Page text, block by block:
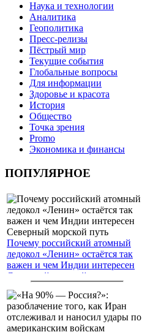
Наука и технологии
Аналитика
Геополитика
Пресс-релизы
Пёстрый мир
Текущие события
Глобальные вопросы
Для информации
Здоровье и красота
История
Общество
Точка зрения
Promo
Экономика и финансы
ПОПУЛЯРНОЕ
Почему российский атомный
ледокол «Ленин» остаётся так
важен и чем Индии интересен
Северный морской путь